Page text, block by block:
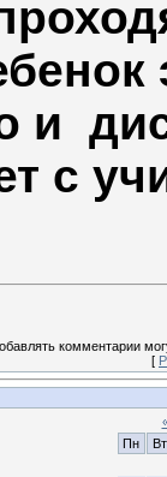
и
с
комментарии
[
Пн
Вт